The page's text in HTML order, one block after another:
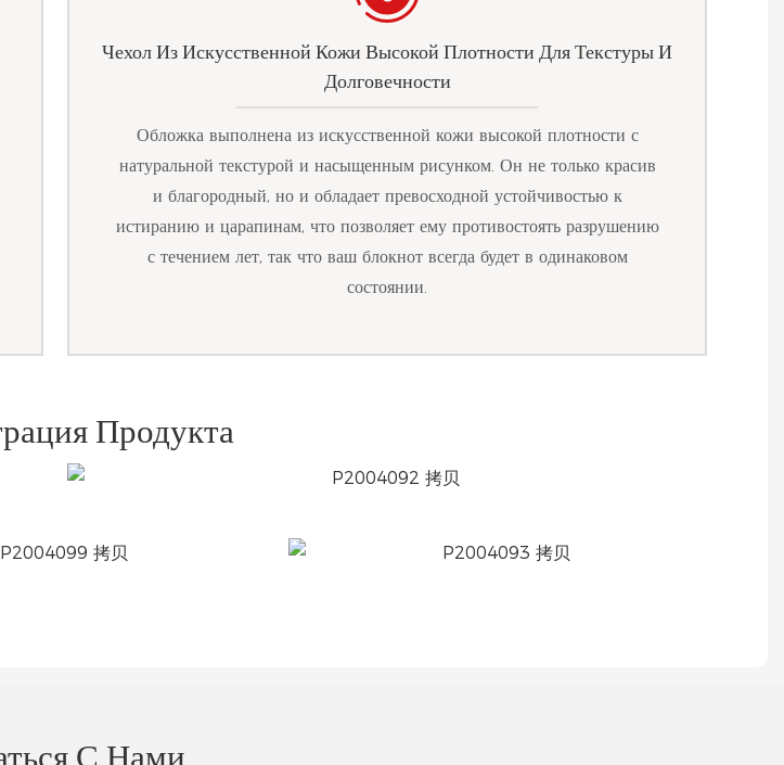
Чехол Из Искусственной Кожи Высокой Плотности Для Текстуры И
Долговечности
Обложка выполнена из искусственной кожи высокой плотности с
натуральной текстурой и насыщенным рисунком. Он не только красив
и благородный, но и обладает превосходной устойчивостью к
истиранию и царапинам, что позволяет ему противостоять разрушению
с течением лет, так что ваш блокнот всегда будет в одинаковом
состоянии.
Продукта